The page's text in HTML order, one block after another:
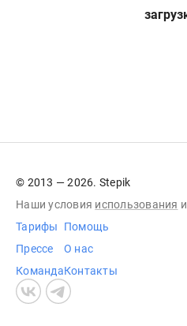
© 2013 — 2026. Stepik
Наши условия использования и
Тарифы
Прессе
Команда
Помощь
О нас
Контакты